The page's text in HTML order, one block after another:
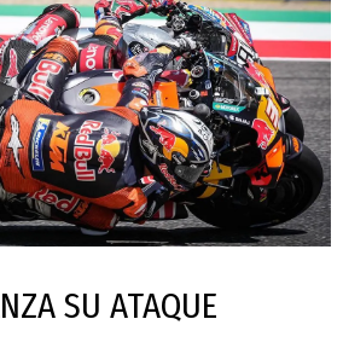
SU ATAQUE